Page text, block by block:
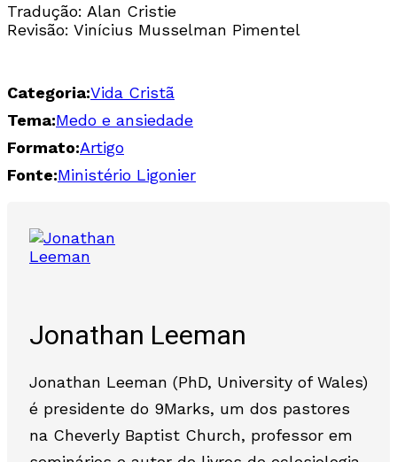
Tradução: Alan Cristie
Revisão: Vinícius Musselman Pimentel
Categoria:Vida Cristã
Tema:Medo e ansiedade
Formato:Artigo
Fonte:Ministério Ligonier
Jonathan Leeman
Jonathan Leeman (PhD, University of Wales)
é presidente do 9Marks, um dos pastores
na Cheverly Baptist Church, professor em